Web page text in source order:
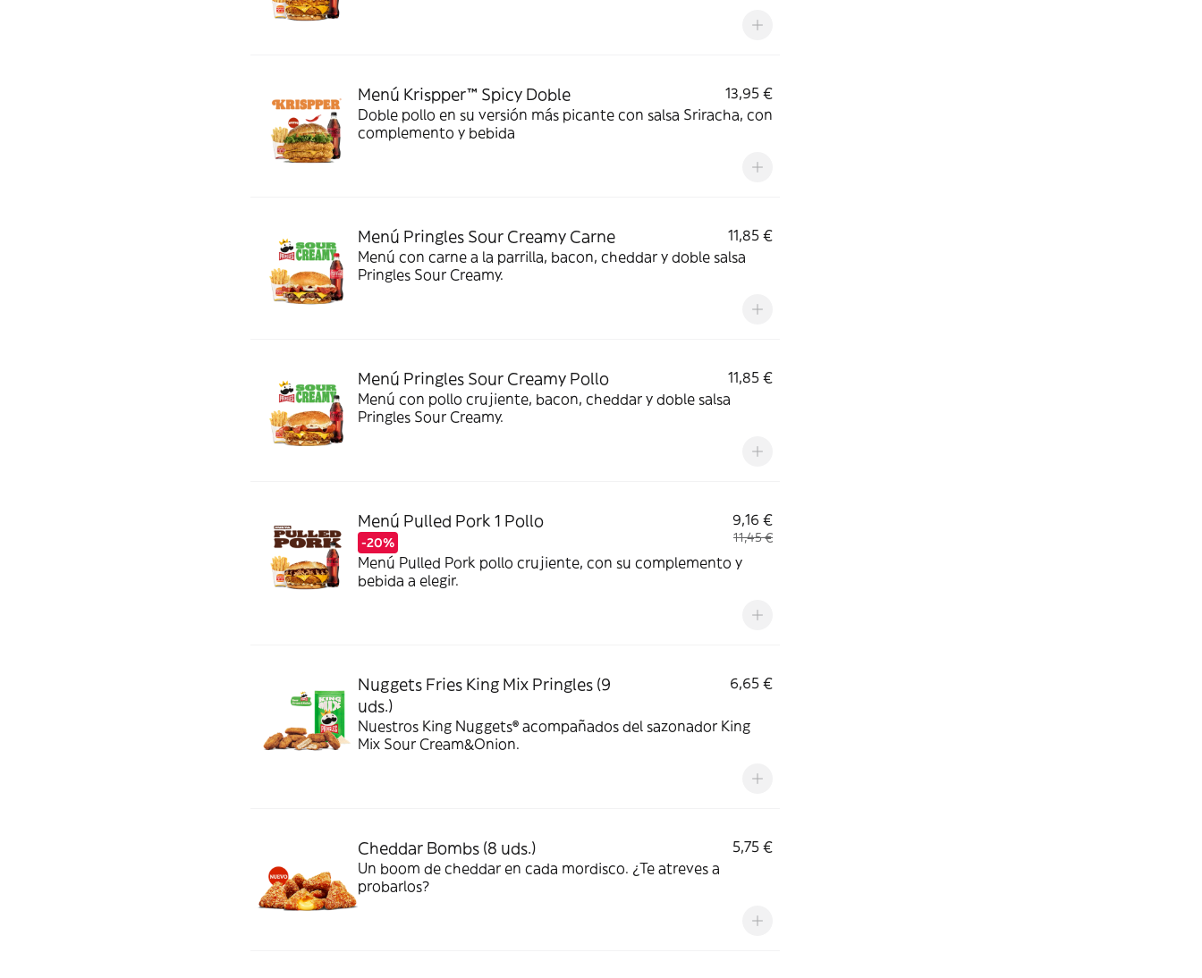
Menú Krispper™ Spicy Doble
13,95 €
Doble pollo en su versión más picante con salsa Sriracha, con
complemento y bebida
Menú Pringles Sour Creamy Carne
11,85 €
Menú con carne a la parrilla, bacon, cheddar y doble salsa
Pringles Sour Creamy.
Menú Pringles Sour Creamy Pollo
11,85 €
Menú con pollo crujiente, bacon, cheddar y doble salsa
Pringles Sour Creamy.
Menú Pulled Pork 1 Pollo
-20%
9,16 €
11,45 €
Menú Pulled Pork pollo crujiente, con su complemento y
bebida a elegir.
Nuggets Fries King Mix Pringles (9
uds.)
6,65 €
Nuestros King Nuggets® acompañados del sazonador King
Mix Sour Cream&Onion.
Cheddar Bombs (8 uds.)
5,75 €
Un boom de cheddar en cada mordisco. ¿Te atreves a
probarlos?